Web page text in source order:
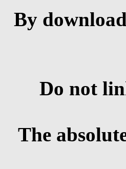
By
Do not
The